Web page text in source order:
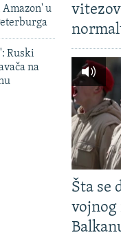
u
Ruski
na
Šta se
vojnog